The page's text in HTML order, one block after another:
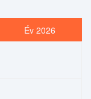
Év 2026